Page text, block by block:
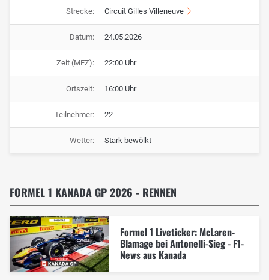
Strecke: Circuit Gilles Villeneuve
Datum: 24.05.2026
Zeit (MEZ): 22:00 Uhr
Ortszeit: 16:00 Uhr
Teilnehmer: 22
Wetter: Stark bewölkt
FORMEL 1 KANADA GP 2026 - RENNEN
Formel 1 Liveticker: McLaren-
Blamage bei Antonelli-Sieg - F1-
News aus Kanada